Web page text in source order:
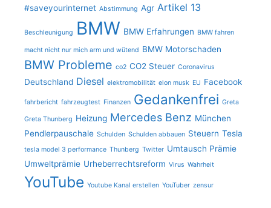
#saveyourinternet Abstimmung Agr Artikel 13
Beschleunigung BMW BMW Erfahrungen BMW fahren
macht nicht nur mich arm und wütend BMW Motorschaden
BMW Probleme co2 CO2 Steuer Coronavirus
Deutschland Diesel elektromobilität elon musk EU Facebook
fahrbericht fahrzeugtest Finanzen Gedankenfrei Greta
Greta Thunberg Heizung Mercedes Benz München
Pendlerpauschale Schulden Schulden abbauen Steuern Tesla
tesla model 3 performance Thunberg Twitter Umtausch Prämie
Umweltprämie Urheberrechtsreform Virus Wahrheit
YouTube Youtube Kanal erstellen YouTuber zensur